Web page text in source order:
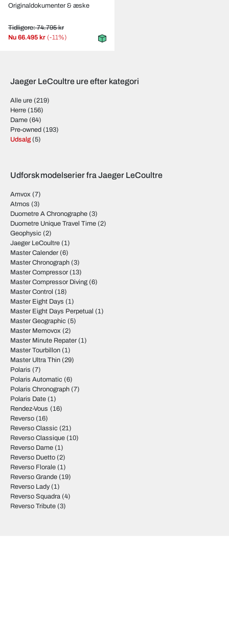
Originaldokumenter & æske
Tidligere: 74.795 kr
Nu 66.495 kr (-11%)
Jaeger LeCoultre ure efter kategori
Alle ure (219)
Herre (156)
Dame (64)
Pre-owned (193)
Udsalg (5)
Udforsk modelserier fra Jaeger LeCoultre
Amvox (7)
Atmos (3)
Duometre A Chronographe (3)
Duometre Unique Travel Time (2)
Geophysic (2)
Jaeger LeCoultre (1)
Master Calender (6)
Master Chronograph (3)
Master Compressor (13)
Master Compressor Diving (6)
Master Control (18)
Master Eight Days (1)
Master Eight Days Perpetual (1)
Master Geographic (5)
Master Memovox (2)
Master Minute Repater (1)
Master Tourbillon (1)
Master Ultra Thin (29)
Polaris (7)
Polaris Automatic (6)
Polaris Chronograph (7)
Polaris Date (1)
Rendez-Vous (16)
Reverso (16)
Reverso Classic (21)
Reverso Classique (10)
Reverso Dame (1)
Reverso Duetto (2)
Reverso Florale (1)
Reverso Grande (19)
Reverso Lady(1)
Reverso Squadra (4)
Reverso Tribute (3)